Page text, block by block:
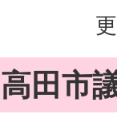
田市